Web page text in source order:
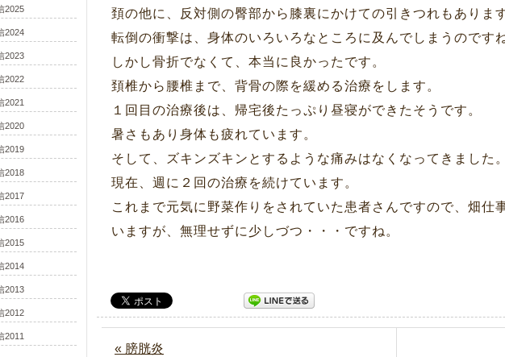
頚の他に、反対側の臀部から膝裏にかけての引きつれもあります
転倒の衝撃は、身体のいろいろなところに及んでしまうのですね
しかし骨折でなくて、本当に良かったです。
頚椎から腰椎まで、背骨の際を緩める治療をします。
１回目の治療後は、帰宅後たっぷり昼寝ができたそうです。
暑さもあり身体も疲れています。
そして、ズキンズキンとするような痛みはなくなってきました。
現在、週に２回の治療を続けています。
これまで元気に野菜作りをされていた患者さんですので、畑仕
いますが、無理せずに少しづつ・・・ですね。
« 膀胱炎
2025
2024
2023
2022
2021
2020
2019
2018
2017
2016
2015
2014
2013
2012
2011